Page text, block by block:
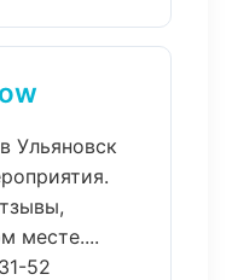
Ульяновск
месте....
52